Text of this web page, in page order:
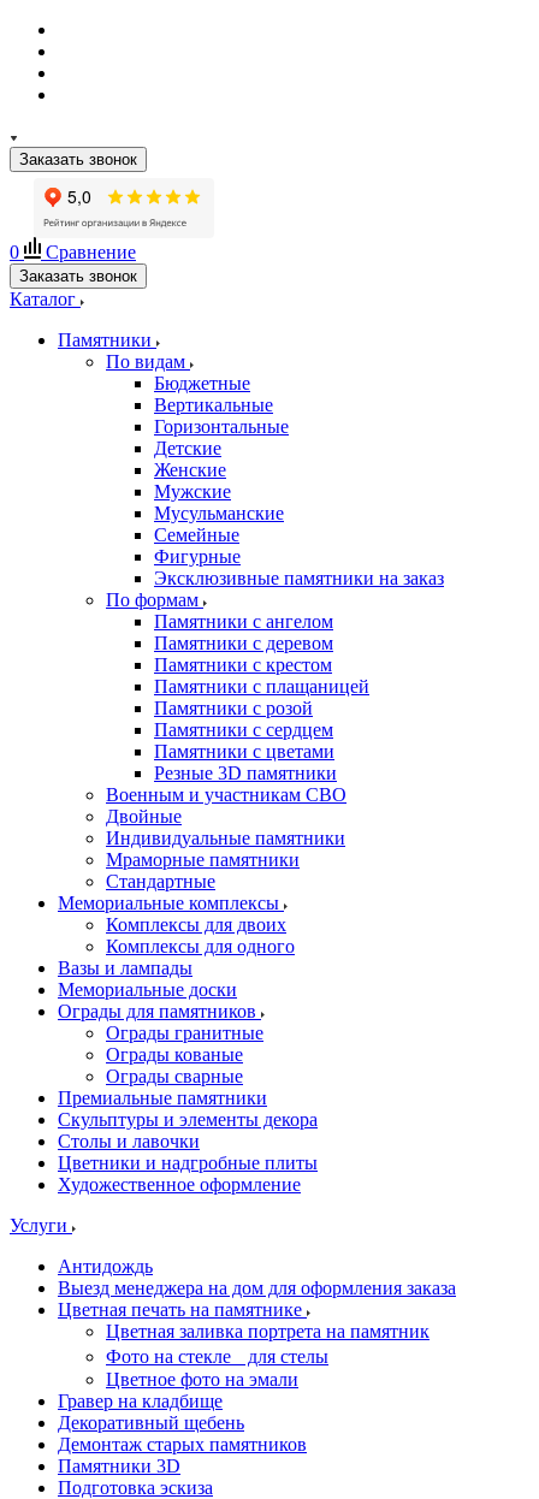
Заказать звонок
0 Сравнение
Заказать звонок
Каталог
Памятники
По видам
Бюджетные
Вертикальные
Горизонтальные
Детские
Женские
Мужские
Мусульманские
Семейные
Фигурные
Эксклюзивные памятники на заказ
По формам
Памятники с ангелом
Памятники с деревом
Памятники с крестом
Памятники с плащаницей
Памятники с розой
Памятники с сердцем
Памятники с цветами
Резные 3D памятники
Военным и участникам СВО
Двойные
Индивидуальные памятники
Мраморные памятники
Стандартные
Мемориальные комплексы
Комплексы для двоих
Комплексы для одного
Вазы и лампады
Мемориальные доски
Ограды для памятников
Ограды гранитные
Ограды кованые
Ограды сварные
Премиальные памятники
Скульптуры и элементы декора
Столы и лавочки
Цветники и надгробные плиты
Художественное оформление
Услуги
Антидождь
Выезд менеджера на дом для оформления заказа
Цветная печать на памятнике
Цветная заливка портрета на памятник
Фото на стекле для стелы
Цветное фото на эмали
Гравер на кладбище
Декоративный щебень
Демонтаж старых памятников
Памятники 3D
Подготовка эскиза